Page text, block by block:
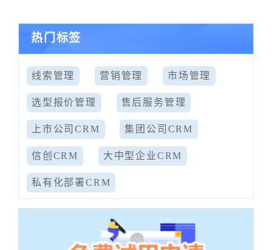
热门标签
线索管理 营销管理 市场管理
选型报价管理 售后服务管理
上市公司CRM 集团公司CRM
信创CRM 大中型企业CRM
私有化部署CRM